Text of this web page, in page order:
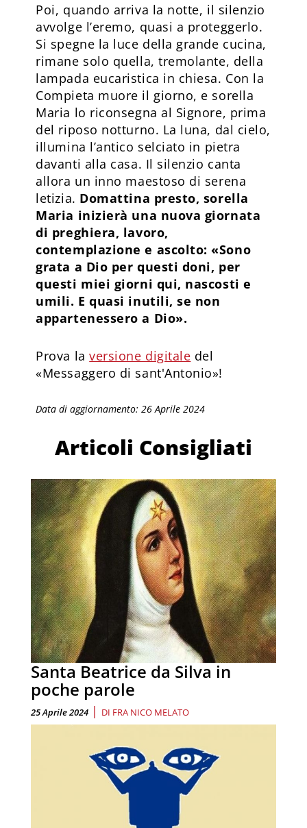
Poi, quando arriva la notte, il silenzio
avvolge l’eremo, quasi a proteggerlo.
Si spegne la luce della grande cucina,
rimane solo quella, tremolante, della
lampada eucaristica in chiesa. Con la
Compieta muore il giorno, e sorella
Maria lo riconsegna al Signore, prima
del riposo notturno. La luna, dal cielo,
illumina l’antico selciato in pietra
davanti alla casa. Il silenzio canta
allora un inno maestoso di serena
letizia. Domattina presto, sorella
Maria inizierà una nuova giornata
di preghiera, lavoro,
contemplazione e ascolto: «Sono
grata a Dio per questi doni, per
questi miei giorni qui, nascosti e
umili. E quasi inutili, se non
appartenessero a Dio».
Prova laversione digitale del
«Messaggero di sant'Antonio»!
Data di aggiornamento: 26 Aprile 2024
Articoli Consigliati
Santa Beatrice da Silva in
poche parole
25 Aprile 2024 | DI FRA NICO MELATO